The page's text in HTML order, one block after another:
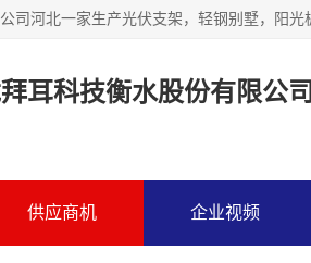
耳科技衡水股份有限公司
供应商机 企业视频